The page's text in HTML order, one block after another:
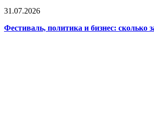
31.07.2026
Фестиваль, политика и бизнес: